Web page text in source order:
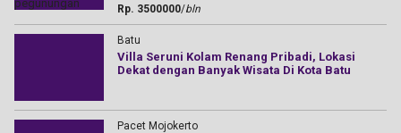
Rp. 3500000/bln
Batu
Villa Seruni Kolam Renang Pribadi, Lokasi
Dekat dengan Banyak Wisata Di Kota Batu
Pacet Mojokerto